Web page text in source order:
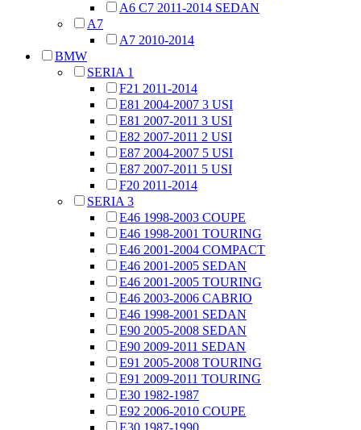
A6 C7 2011-2014 SEDAN
A7
A7 2010-2014
BMW
SERIA 1
F21 2011-2014
E81 2004-2007 3 USI
E81 2007-2011 3 USI
E82 2007-2011 2 USI
E87 2004-2007 5 USI
E87 2007-2011 5 USI
F20 2011-2014
SERIA 3
E46 1998-2003 COUPE
E46 1998-2001 TOURING
E46 2001-2004 COMPACT
E46 2001-2005 SEDAN
E46 2001-2005 TOURING
E46 2003-2006 CABRIO
E46 1998-2001 SEDAN
E90 2005-2008 SEDAN
E90 2009-2011 SEDAN
E91 2005-2008 TOURING
E91 2009-2011 TOURING
E30 1982-1987
E92 2006-2010 COUPE
E30 1987-1990